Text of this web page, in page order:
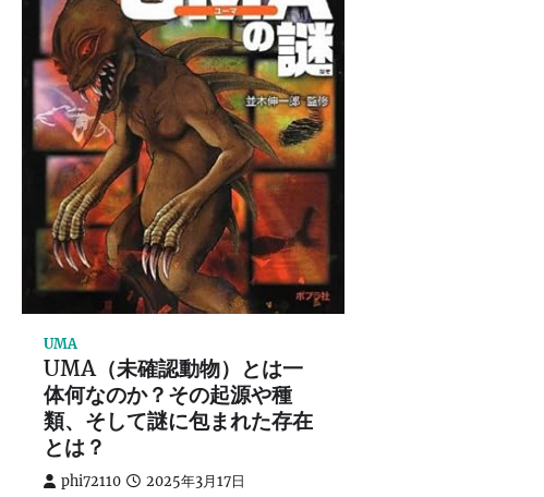
UMA
UMA（未確認動物）とは一
体何なのか？その起源や種
類、そして謎に包まれた存在
とは？
phi72110 2025年3月17日